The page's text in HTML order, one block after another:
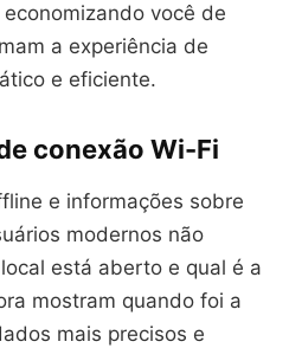
você de
a experiência de
e eficiente.
conexão Wi-Fi
e informações sobre
modernos não
está aberto e qual é a
mostram quando foi a
mais precisos e